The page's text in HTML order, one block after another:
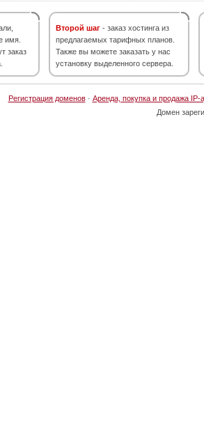
имя.
заказ
Второй шаг - заказ хостинга из
предлагаемых тарифных планов.
Также вы можете заказать у нас
установку выделенного сервера.
Регистрация доменов· Аренда, покупка и продажа IP-
Домен